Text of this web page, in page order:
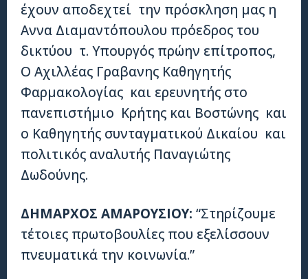
έχουν αποδεχτεί την πρόσκληση μας η
Αννα Διαμαντόπουλου πρόεδρος του
δικτύου τ. Υπουργός πρώην επίτροπος,
Ο Αχιλλέας Γραβανης Καθηγητής
Φαρμακολογίας και ερευνητής στο
πανεπιστήμιο Κρήτης και Βοστώνης και
ο Καθηγητής συνταγματικού Δικαίου και
πολιτικός αναλυτής Παναγιώτης
Δωδούνης.
ΔΗΜΑΡΧΟΣ ΑΜΑΡΟΥΣΙΟΥ: “Στηρίζουμε
τέτοιες πρωτοβουλίες που εξελίσσουν
πνευματικά την κοινωνία.”